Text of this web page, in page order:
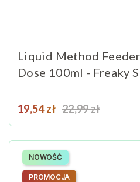
Liquid Method
Dose 100ml - Freaky
Cena
19,54 zł Cena
22,99 zł
NOWOŚĆ
PROMOCJA